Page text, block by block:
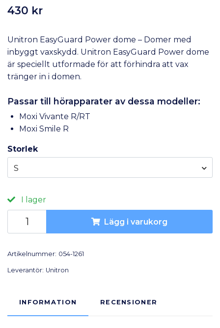
430 kr
Unitron EasyGuard Power dome – Domer med
inbyggt vaxskydd. Unitron EasyGuard Power dome
är speciellt utformade för att förhindra att vax
tränger in i domen.
Passar till hörapparater av dessa modeller:
Moxi Vivante R/RT
Moxi Smile R
Storlek
S
I lager
Lägg i varukorg
Artikelnummer: 054-1261
Leverantör: Unitron
INFORMATION RECENSIONER